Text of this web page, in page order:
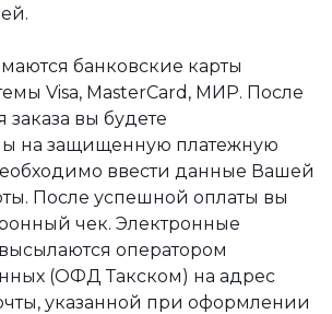
банковские карты
Visa, MasterCard, МИР. После
вы будете
на защищенную платежную
ввести данные Вашей
После успешной оплаты вы
чек. Электронные
оператором
(ОФД Такском) на адрес
указанной при оформлении